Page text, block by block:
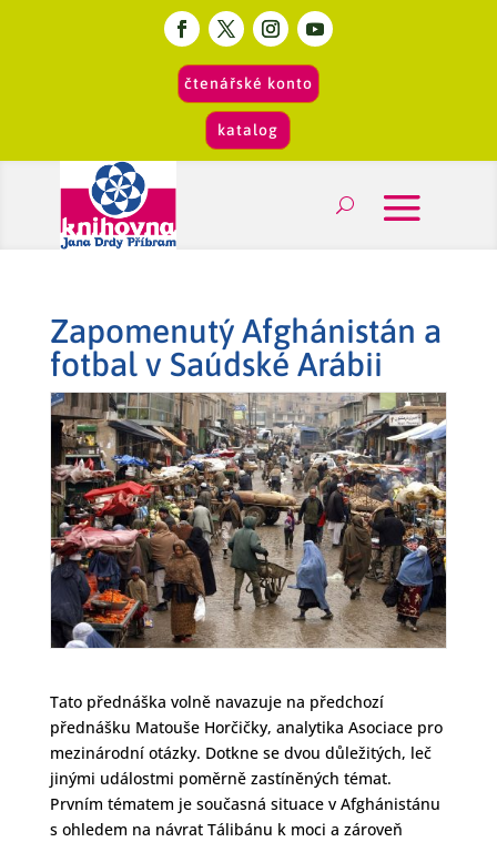
čtenářské konto
katalog
Zapomenutý Afghánistán a
fotbal v Saúdské Arábii
Tato přednáška volně navazuje na předchozí
přednášku Matouše Horčičky, analytika Asociace pro
mezinárodní otázky. Dotkne se dvou důležitých, leč
jinými událostmi poměrně zastíněných témat.
Prvním tématem je současná situace v Afghánistánu
s ohledem na návrat Tálibánu k moci a zároveň